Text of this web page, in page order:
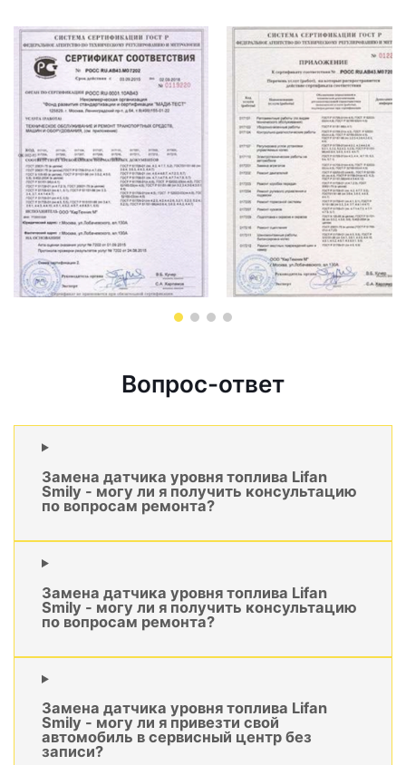
Вопрос-ответ
Замена датчика уровня топлива Lifan
Smily - могу ли я получить консультацию
по вопросам ремонта?
Замена датчика уровня топлива Lifan
Smily - могу ли я получить консультацию
по вопросам ремонта?
Замена датчика уровня топлива Lifan
Smily - могу ли я привезти свой
автомобиль в сервисный центр без
записи?